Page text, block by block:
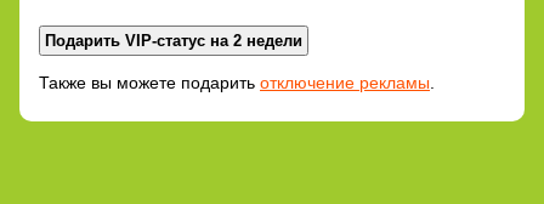
Также вы можете подарить отключение рекламы